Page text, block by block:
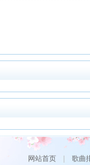
网站首页| 歌曲